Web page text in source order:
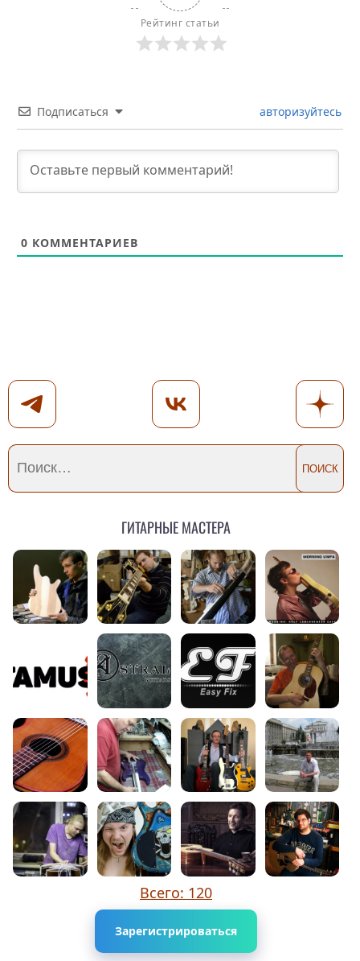
Рейтинг статьи
Подписаться авторизуйтесь
0 КОММЕНТАРИЕВ
Гитарные мастера
Всего: 120
Зарегистрироваться